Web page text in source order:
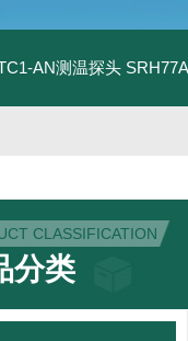
AN测温探头
CLASSIFICATION
分类